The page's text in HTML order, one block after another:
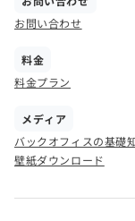
お問い合わせ
料金
料金プラン
メディア
バックオフィスの基礎
壁紙ダウンロード